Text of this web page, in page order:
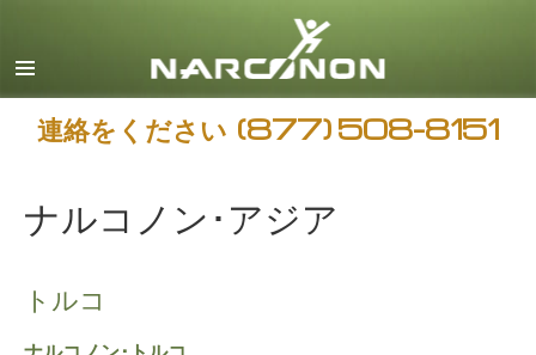
すべての地域/言語
連絡をください (877) 508-8151
ナルコノン･アジア
トルコ